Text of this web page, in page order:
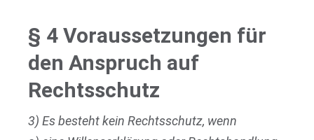
§ 4 Voraussetzungen für
den Anspruch auf
Rechtsschutz
3) Es besteht kein Rechtsschutz, wenn